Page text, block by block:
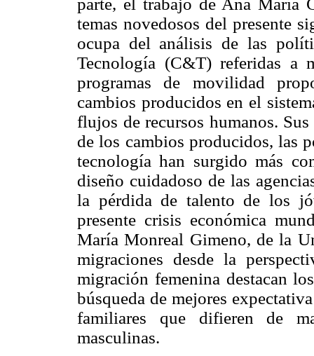
parte, el trabajo de Ana María
temas novedosos del presente
ocupa del análisis de las
Tecnología (C&T) referidas a
programas de movilidad
cambios producidos en el
flujos de recursos humanos.
de los cambios producidos, las
tecnología han surgido más
diseño cuidadoso de las
la pérdida de talento de los
presente crisis económica
María Monreal Gimeno, de la
migraciones desde la
migración femenina destacan
búsqueda de mejores
familiares que difieren de
masculinas.